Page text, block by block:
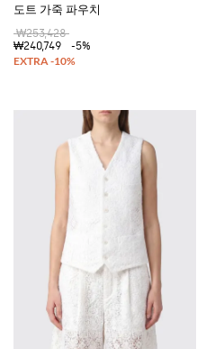
도트 가죽 파우치
₩253,428
₩240,749
-5%